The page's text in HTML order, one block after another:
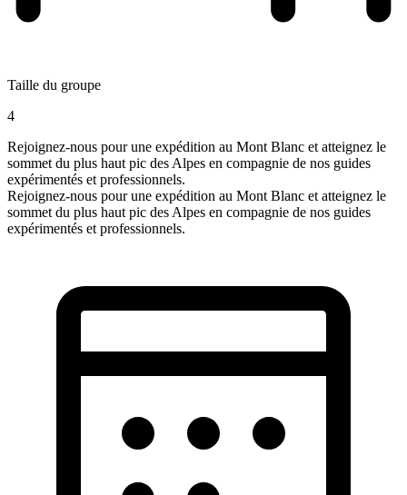
Taille du groupe
4
Rejoignez-nous pour une expédition au Mont Blanc et atteignez le
sommet du plus haut pic des Alpes en compagnie de nos guides
expérimentés et professionnels.
Rejoignez-nous pour une expédition au Mont Blanc et atteignez le
sommet du plus haut pic des Alpes en compagnie de nos guides
expérimentés et professionnels.